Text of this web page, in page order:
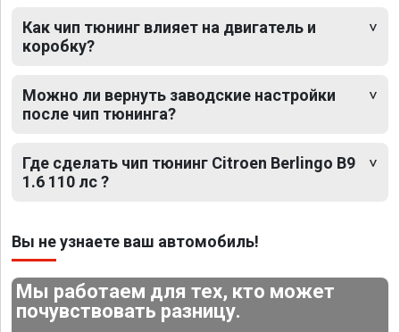
Как чип тюнинг влияет на двигатель и
коробку?
Можно ли вернуть заводские настройки
после чип тюнинга?
Где сделать чип тюнинг Citroen Berlingo B9
1.6 110 лс ?
Вы не узнаете ваш автомобиль!
Мы работаем для тех, кто может
почувствовать разницу.